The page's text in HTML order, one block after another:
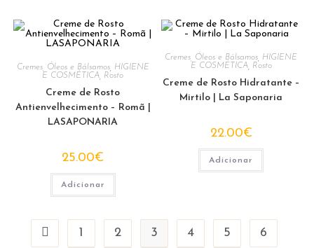
Cremes, Óleos e Bálsamos, HIGIENE
E COSMÉTICA Rosto
Creme de Rosto
Antienvelhecimento – Romã |
LASAPONARIA
25.00€
Adicionar
Cremes, Óleos e Bálsamos HIGIENE
E COSMÉTICA, Rosto
Creme de Rosto Hidratante –
Mirtilo | La Saponaria
22.00€
Adicionar
1 2 3 4 5 6